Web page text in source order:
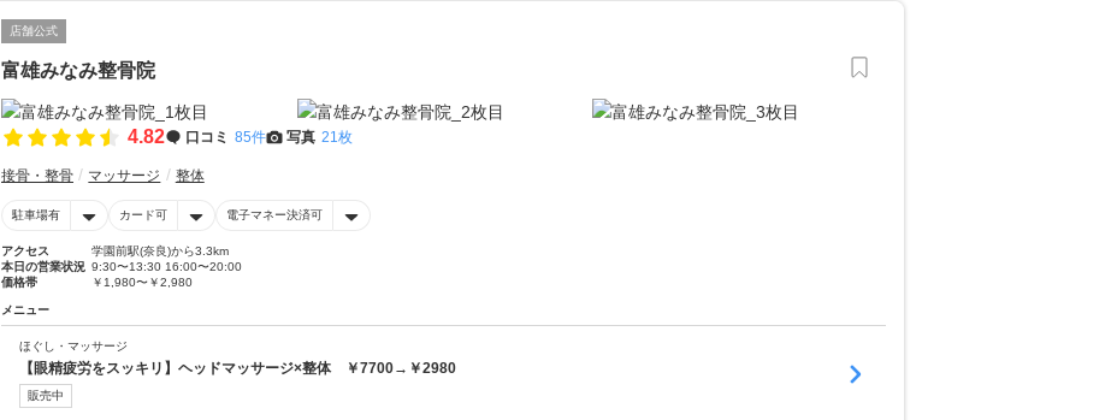
店舗公式
富雄みなみ整骨院
4.82 口コミ 85件 写真 21枚
接骨・整骨 マッサージ 整体
駐車場有 カード可 電子マネー決済可
アクセス
学園前駅(奈良)から3.3km
本日の営業状況 9:30〜13:30 16:00〜20:00
価格帯
￥1,980〜￥2,980
メニュー
ほぐし・マッサージ
【眼精疲労をスッキリ】ヘッドマッサージ×整体 ￥7700→￥2980
販売中